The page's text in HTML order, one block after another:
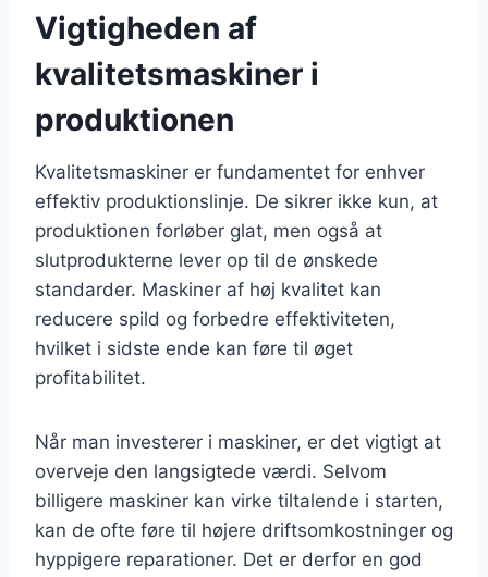
Vigtigheden af
kvalitetsmaskiner i
produktionen
Kvalitetsmaskiner er fundamentet for enhver
effektiv produktionslinje. De sikrer ikke kun, at
produktionen forløber glat, men også at
slutprodukterne lever op til de ønskede
standarder. Maskiner af høj kvalitet kan
reducere spild og forbedre effektiviteten,
hvilket i sidste ende kan føre til øget
profitabilitet.
Når man investerer i maskiner, er det vigtigt at
overveje den langsigtede værdi. Selvom
billigere maskiner kan virke tiltalende i starten,
kan de ofte føre til højere driftsomkostninger og
hyppigere reparationer. Det er derfor en god